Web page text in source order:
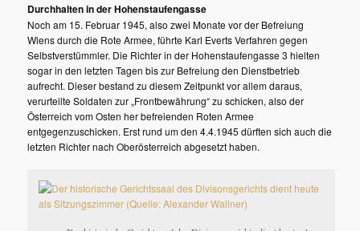
Durchhalten in der Hohenstaufengasse
Noch am 15. Februar 1945, also zwei Monate vor der Befreiung
Wiens durch die Rote Armee, führte Karl Everts Verfahren gegen
Selbstverstümmler. Die Richter in der Hohenstaufengasse 3 hielten
sogar in den letzten Tagen bis zur Befreiung den Dienstbetrieb
aufrecht. Dieser bestand zu diesem Zeitpunkt vor allem daraus,
verurteilte Soldaten zur „Frontbewährung“ zu schicken, also der
Österreich vom Osten her befreienden Roten Armee
entgegenzuschicken. Erst rund um den 4.4.1945 dürften sich auch die
letzten Richter nach Oberösterreich abgesetzt haben.